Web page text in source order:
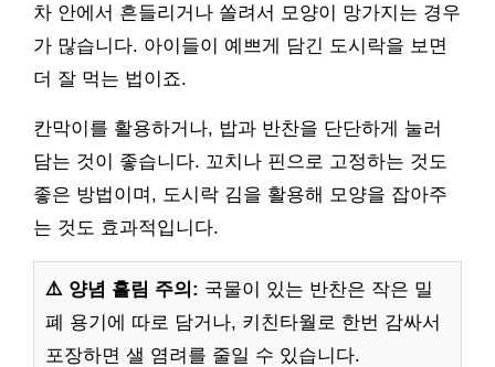
차 안에서 흔들리거나 쏠려서 모양이 망가지는 경우
가 많습니다. 아이들이 예쁘게 담긴 도시락을 보면
더 잘 먹는 법이죠.
칸막이를 활용하거나, 밥과 반찬을 단단하게 눌러
담는 것이 좋습니다. 꼬치나 핀으로 고정하는 것도
좋은 방법이며, 도시락 김을 활용해 모양을 잡아주
는 것도 효과적입니다.
⚠️ 양념 흘림 주의: 국물이 있는 반찬은 작은 밀
폐 용기에 따로 담거나, 키친타월로 한번 감싸서
포장하면 샐 염려를 줄일 수 있습니다.